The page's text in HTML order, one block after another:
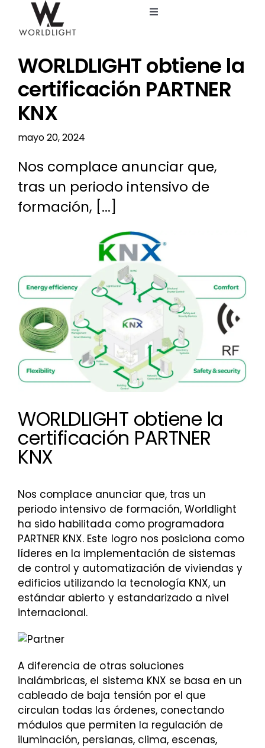
contenido
Toggle
Servicios
Catálogo
Blog
Nosotros
WORLDLIGHT obtiene la
certificación PARTNER
KNX
mayo 20, 2024
Nos complace anunciar que,
tras un periodo intensivo de
formación, [...]
grande
WORLDLIGHT obtiene la
certificación PARTNER
KNX
Nos complace anunciar que, tras un
periodo intensivo de formación, Worldlight
ha sido habilitada como programadora
PARTNER KNX. Este logro nos posiciona como
líderes en la implementación de sistemas
de control y automatización de viviendas y
edificios utilizando la tecnología KNX, un
estándar abierto y estandarizado a nivel
internacional.
A diferencia de otras soluciones
inalámbricas, el sistema KNX se basa en un
cableado de baja tensión por el que
circulan todas las órdenes, conectando
módulos que permiten la regulación de
iluminación, persianas, clima, escenas,